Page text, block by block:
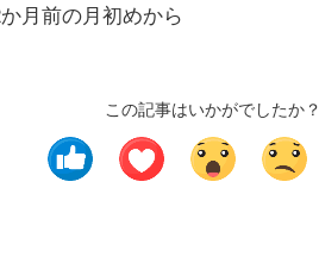
月前の月初めから
この記事はいかがでしたか？